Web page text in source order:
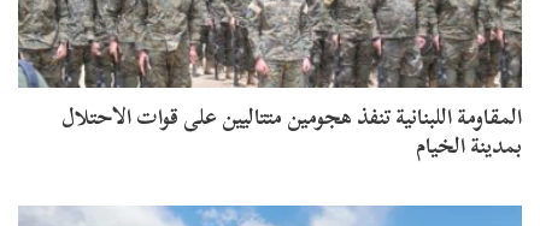
المقاومة اللبنانية تنفذ هجومين متتاليين على قوات الاحتلال
بمدينة الخيام